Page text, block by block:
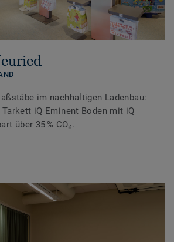
im nachhaltigen Ladenbau:
iQ Eminent Boden mit iQ
über 35 % CO₂.